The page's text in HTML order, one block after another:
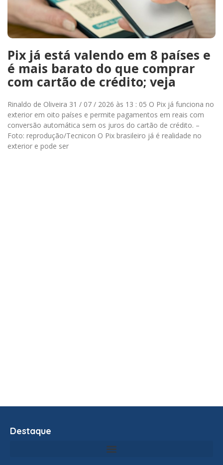
Pix já está valendo em 8 países e
é mais barato do que comprar
com cartão de crédito; veja
Rinaldo de Oliveira 31 / 07 / 2026 às 13 : 05 O Pix já funciona no
exterior em oito países e permite pagamentos em reais com
conversão automática sem os juros do cartão de crédito. –
Foto: reprodução/Tecnicon O Pix brasileiro já é realidade no
exterior e pode ser
Destaque